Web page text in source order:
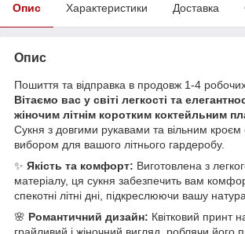
Опис Характеристики Доставка
Опис
Пошиття та відправка в продовж 1-4
Вітаємо вас у світі легкості та
жіночим літнім коротким коктейльним
Сукня з довгими рукавами та вільним кроєм
вибором для вашого літнього гардеробу.
✨ Якість та комфорт: Виготовлена з
матеріалу, ця сукня забезпечить вам
спекотні літні дні, підкреслюючи вашу
🌸 Романтичний дизайн: Квітковий принт
грайливий і жіночний вигляд, роблячи його